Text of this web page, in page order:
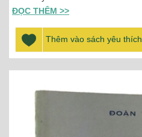
ĐỌC THÊM >>
Thêm vào sách yêu thích